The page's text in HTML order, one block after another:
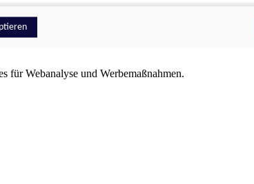
für Webanalyse und Werbemaßnahmen.